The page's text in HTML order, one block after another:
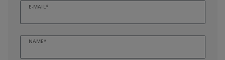
E-MAIL*
NAME*